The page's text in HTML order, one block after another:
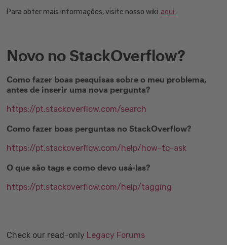
Para obter mais informações, visite nosso wiki aqui.
Novo no StackOverflow?
Como fazer boas pesquisas sobre o meu problema,
antes de inserir uma nova pergunta?
https://pt.stackoverflow.com/search
Como fazer boas perguntas no StackOverflow?
https://pt.stackoverflow.com/help/how-to-ask
O que são tags e como devo usá-las?
https://pt.stackoverflow.com/help/tagging
Check our read-only Legacy Forums